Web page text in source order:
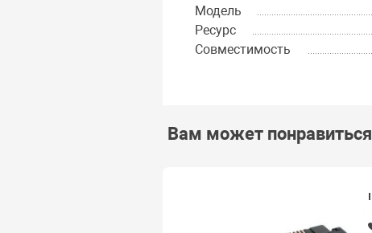
Модель
Ресурс
Совместимость
Вам может понравиться